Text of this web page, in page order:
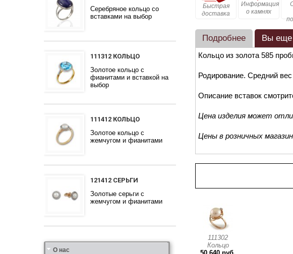
Серебряное кольцо со
вставками на выбор
111312 КОЛЬЦО
Золотое кольцо с
фианитами и вставкой на
выбор
111412 КОЛЬЦО
Золотое кольцо с
жемчугом и фианитами
121412 СЕРЬГИ
Золотые серьги с
жемчугом и фианитами
О нас
Ювелирная фабрика
Сеть магазинов
Партнерам
Гарантия качества
Дизайн
Индивидуальный подход
Наши цены и скидки
Золотые руки
Награды, дипломы, участие в выставках
Отзывы
Быстрая
доставка
Информация
о камнях
Подробнее Вы еще
Кольцо из золота 585
Родирование. Средний вес
Описание вставок
Цена изделия может
Цены в розничных
111302
Кольцо